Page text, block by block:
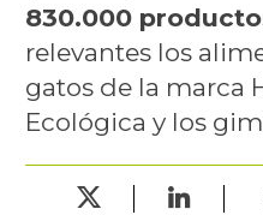
830.000
relevantes los
gatos de la marca
Ecológica y los